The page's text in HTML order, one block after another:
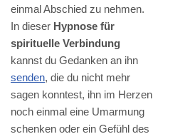
einmal Abschied zu nehmen.
In dieser Hypnose für
spirituelle Verbindung
kannst du Gedanken an ihn
senden, die du nicht mehr
sagen konntest, ihn im Herzen
noch einmal eine Umarmung
schenken oder ein Gefühl des